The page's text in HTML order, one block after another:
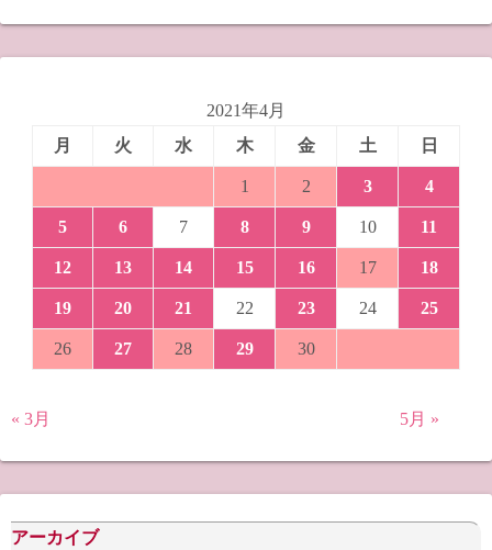
2021年4月
月
火 水 木 金 土 日
1 2 3 4
5 6 7 8 9 10 11
12 13 14 15 16 17 18
19 20 21 22 23 24 25
26 27 28 29 30
« 3月 5月 »
アーカイブ